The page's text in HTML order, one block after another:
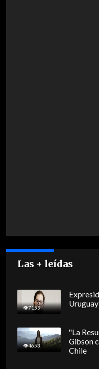
Las + leídas
7159
4653
"La
Gibson
Chile